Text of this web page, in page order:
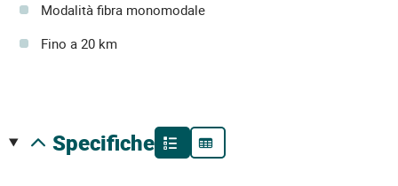
Modalità fibra monomodale
Fino a 20 km
specifiche